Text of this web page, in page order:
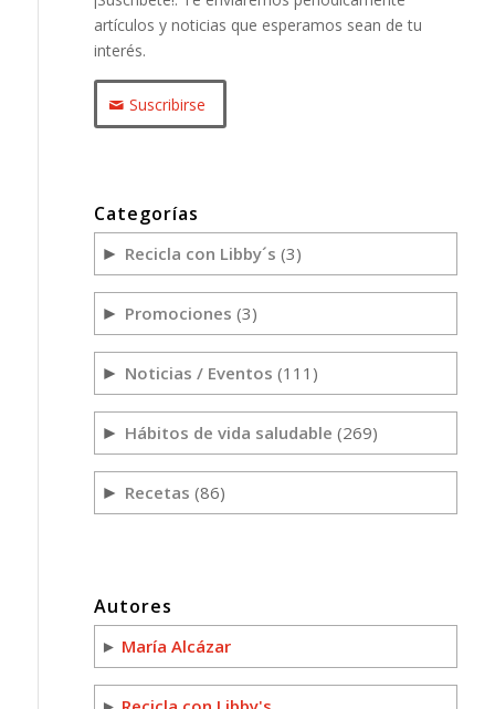
artículos y noticias que esperamos sean de tu
interés.
Suscribirse
Categorías
► Recicla con Libby´s (3)
► Promociones (3)
► Noticias / Eventos (111)
► Hábitos de vida saludable (269)
► Recetas (86)
Autores
► María Alcázar